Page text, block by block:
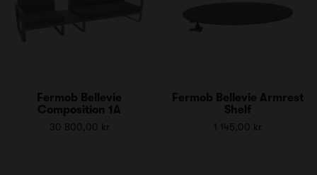
Fermob Bellevie
Composition 1A
30 800,00 kr
Fermob Bellevie Armrest
Shelf
1 145,00 kr